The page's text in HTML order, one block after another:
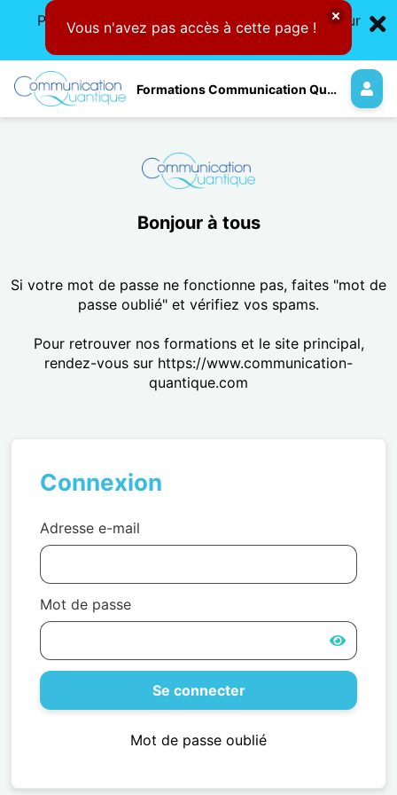
Pour l'achat de nos formations, rendez-vous sur
www.communication-quantique.com
Formations Communication Quantique®
Bonjour à tous
Si votre mot de passe ne fonctionne pas, faites "mot de
passe oublié" et vérifiez vos spams.
Pour retrouver nos formations et le site principal,
rendez-vous sur https://www.communication-
Connexion
Adresse e-mail
Mot de passe
Se connecter
Mot de passe oublié
Vous n'avez pas accès à cette page !